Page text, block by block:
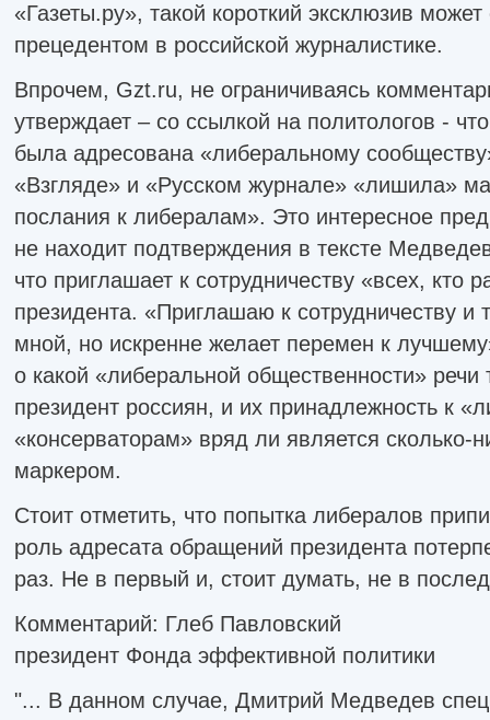
«Газеты.ру», такой короткий эксклюзив
прецедентом в российской журналистике.
Впрочем, Gzt.ru, не ограничиваясь
утверждает – со ссылкой на политологов -
была адресована «либеральному
«Взгляде» и «Русском журнале» «лишила»
послания к либералам». Это интересное
не находит подтверждения в тексте
что приглашает к сотрудничеству «всех, кто
президента. «Приглашаю к сотрудничеству и
мной, но искренне желает перемен к
о какой «либеральной общественности»
президент россиян, и их принадлежность к
«консерваторам» вряд ли является сколько-
маркером.
Стоит отметить, что попытка либералов
роль адресата обращений президента
раз. Не в первый и, стоит думать, не в
Комментарий: Глеб Павловский
президент Фонда эффективной политики
"... В данном случае, Дмитрий Медведев